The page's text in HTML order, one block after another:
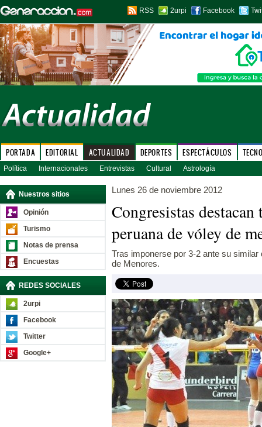
RSS 2urpi Facebook
PORTADA EDITORIAL ACTUALIDAD DEPORTES ESPECTÁCULOS
Política Internacionales Entrevistas Cultural Astrología
Nuestros sitios
Opinión
Turismo
Notas de prensa
Encuestas
REDES SOCIALES
2urpi
Facebook
Twitter
Google+
Lunes 26 de noviembre 2012
Congresistas
peruana de vóley de
Tras imponerse por 3-2 ante su
de Menores.